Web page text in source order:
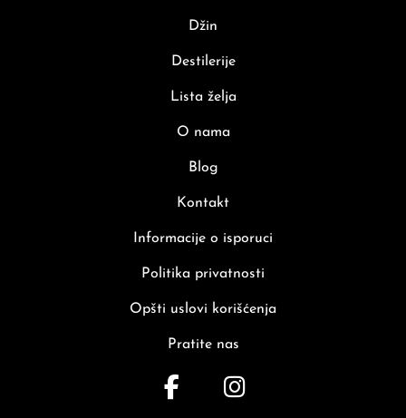
Džin
Destilerije
Lista želja
O nama
Blog
Kontakt
Informacije o isporuci
Politika privatnosti
Opšti uslovi korišćenja
Pratite nas